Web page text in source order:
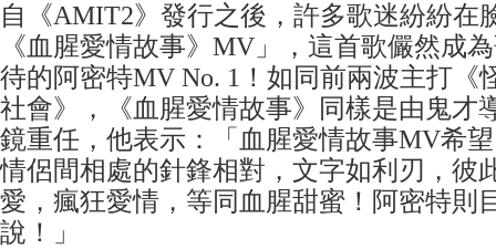
自《AMIT2》發行之後，許多歌迷紛紛在
《血腥愛情故事》MV」，這首歌儼然成
待的阿密特MV No. 1！如同前兩波主打《
社會》，《血腥愛情故事》同樣是由鬼才
鏡重任，他表示：「血腥愛情故事MV希
情侶間相處的針鋒相對，文字如利刃，彼
愛，瘋狂愛情，等同血腥甜蜜！阿密特則
說！」